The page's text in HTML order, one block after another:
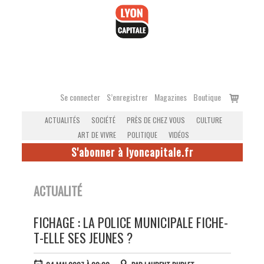
Se connecter S’enregistrer Magazines Boutique
Voir
ACTUALITÉS SOCIÉTÉ PRÈS DE CHEZ VOUS
CULTURE
ART DE VIVRE
POLITIQUE VIDÉOS
S'abonner à lyoncapitale.fr
ACTUALITÉ
FICHAGE : LA POLICE MUNICIPALE FICHE-
T-ELLE SES JEUNES ?